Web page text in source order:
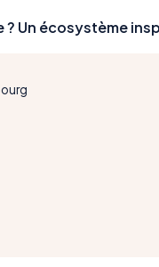
? Un écosystème